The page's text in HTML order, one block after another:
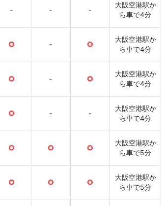
- - -
大阪空港駅か
ら車で4分
○ - ○
大阪空港駅か
ら車で4分
○ - ○
大阪空港駅か
ら車で4分
○ - -
大阪空港駅か
ら車で4分
○ ○ ○
大阪空港駅か
ら車で5分
○ ○ ○
大阪空港駅か
ら車で5分